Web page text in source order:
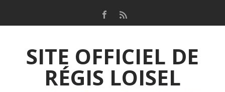
SITE OFFICIEL DE
RÉGIS LOISEL